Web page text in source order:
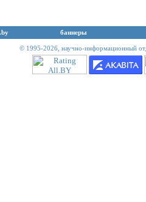
баннеры
© 1995-2026, научно-информационный